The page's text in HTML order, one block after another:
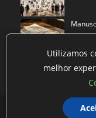
Política de
Utilizamos
melhor